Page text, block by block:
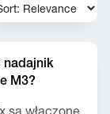
nadajnik
M3?
są włączone.